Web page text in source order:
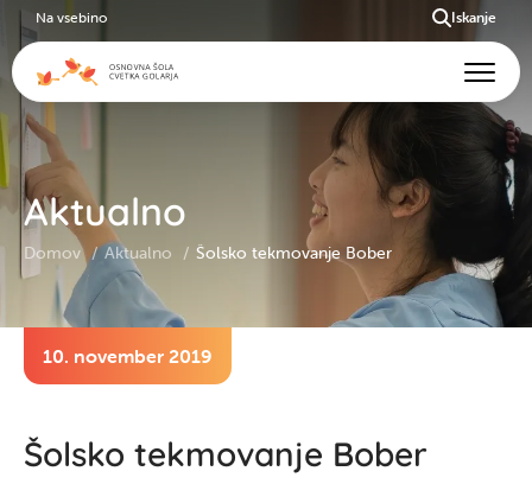
Aktualno
Domov Aktualno Šolsko tekmovanje Bober
10. november 2019
Šolsko tekmovanje Bober
Na vsebino Iskanje